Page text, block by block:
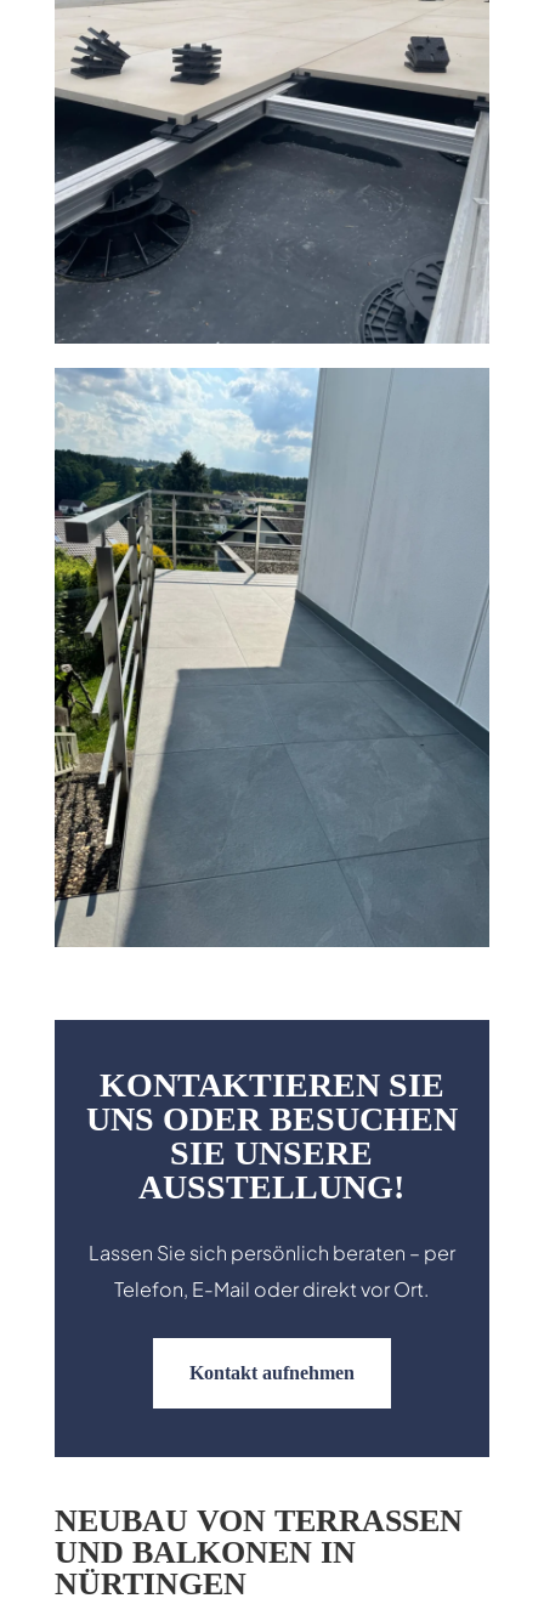
KONTAKTIEREN SIE
UNS ODER BESUCHEN
SIE UNSERE
AUSSTELLUNG!
Lassen Sie sich persönlich beraten – per
Telefon, E-Mail oder direkt vor Ort.
Kontakt aufnehmen
NEUBAU VON TERRASSEN
UND BALKONEN IN
NÜRTINGEN